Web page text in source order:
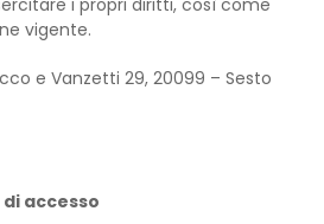
i propri diritti, così come
vigente.
e Vanzetti 29, 20099 – Sesto
accesso